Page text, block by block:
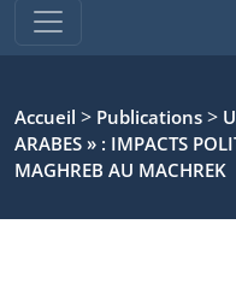
Accueil > Publications >
ARABES » : IMPACTS
MAGHREB AU MACHREK